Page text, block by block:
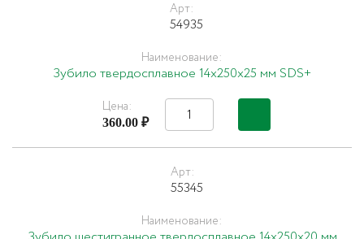
Арт:
54935
Наименование:
Зубило твердосплавное 14х250х25 мм SDS+
Цена:
360.00 ₽
Арт:
55345
Наименование: